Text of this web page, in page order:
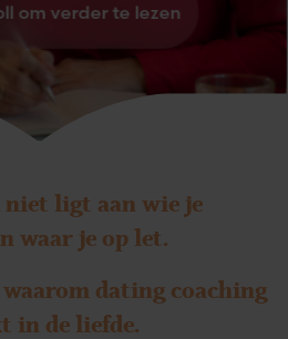
om verder te lezen
ligt aan wie je
waar je op let.
dating coaching
in de liefde.